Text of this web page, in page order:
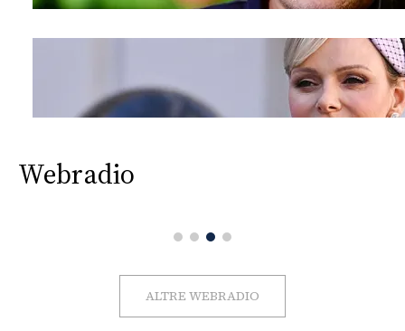
Webradio
ALTRE WEBRADIO